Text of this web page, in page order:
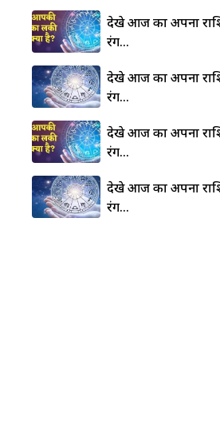
देखे आज का अपना
रंग…
देखे आज का अपना
रंग…
देखे आज का अपना
रंग…
देखे आज का अपना
रंग…